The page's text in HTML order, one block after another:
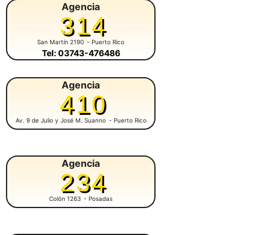
Agencia
314
San Martín 2190 - Puerto Rico
Tel: 03743-476486
Agencia
410
Av. 9 de Julio y José M. Suanno - Puerto Rico
Agencia
234
Colón 1263 - Posadas